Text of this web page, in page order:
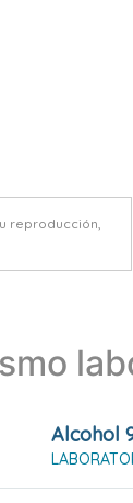
reproducción,